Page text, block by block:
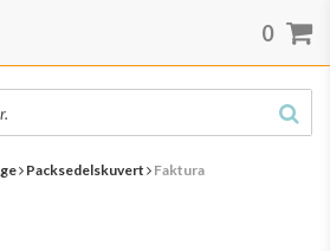
Packsedelskuvert Faktura
0